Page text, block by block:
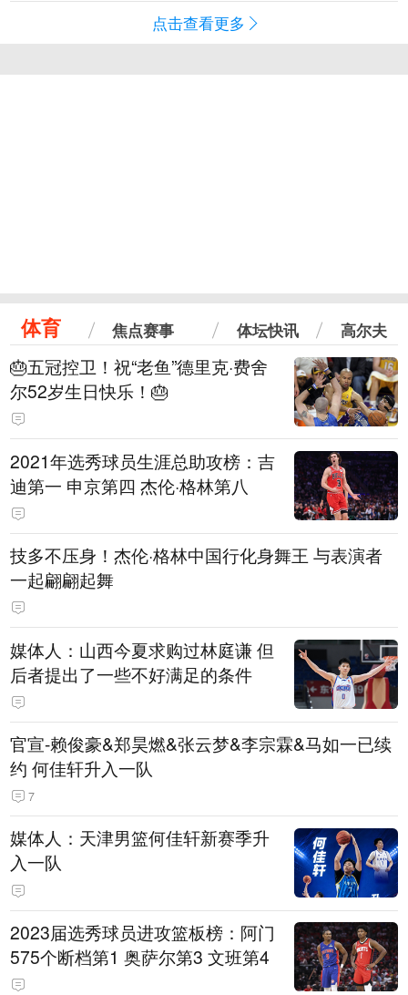
点击查看更多
体育 焦点赛事 体坛快讯 高尔夫
🎂五冠控卫！祝“老鱼”德里克·费舍
尔52岁生日快乐！🎂
2021年选秀球员生涯总助攻榜：吉
迪第一 申京第四 杰伦·格林第八
技多不压身！杰伦·格林中国行化身舞王 与表演者
一起翩翩起舞
媒体人：山西今夏求购过林庭谦 但
后者提出了一些不好满足的条件
官宣-赖俊豪&郑昊燃&张云梦&李宗霖&马如一已续
约 何佳轩升入一队
7
媒体人：天津男篮何佳轩新赛季升
入一队
2023届选秀球员进攻篮板榜：阿门
575个断档第1 奥萨尔第3 文班第4